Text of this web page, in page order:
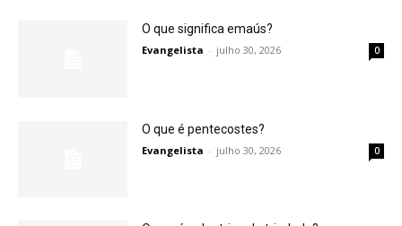
O que significa emaús?
Evangelista - julho 30, 2026 0
O que é pentecostes?
Evangelista - julho 30, 2026 0